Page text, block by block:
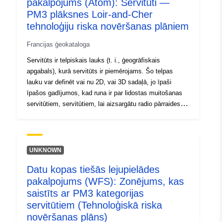
Tips:
Avoti:
http://inspire.ec.europa.eu/
codelist/SpatialDataServiceType/
pakalpojums (Atom): Servitūti —
PM3 plāksnes Loir-and-Cher
tehnoloģiju riska novēršanas plāniem
Francijas ģeokataloga
Servitūts ir telpiskais lauks (t. i., ģeogrāfiskais
apgabals), kurā servitūts ir piemērojams. Šo telpas
lauku var definēt vai nu 2D, vai 3D sadaļā, jo īpaši
īpašos gadījumos, kad runa ir par lidostas muitošanas
servitūtiem, servitūtiem, lai aizsargātu radio pārraides
UNKNOWN
Datu kopas tiešās lejupielādes
pakalpojums (WFS): Zonējums, kas
saistīts ar PM3 kategorijas
servitūtiem (Tehnoloģiskā riska
novēršanas plāns)